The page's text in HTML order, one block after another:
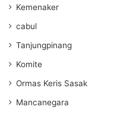
Kemenaker
cabul
Tanjungpinang
Komite
Ormas Keris Sasak
Mancanegara